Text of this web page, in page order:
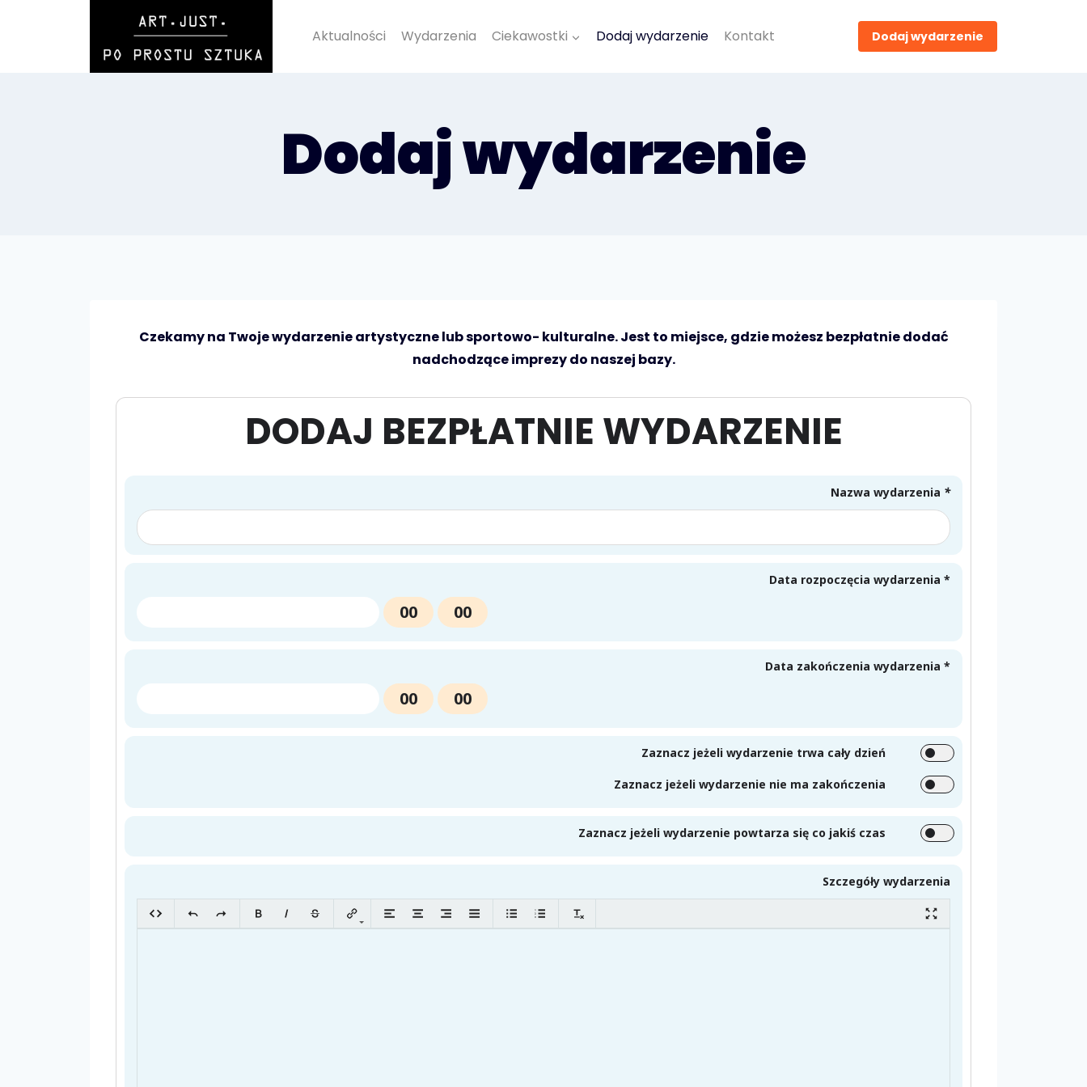
Aktualności Wydarzenia Ciekawostki Dodaj wydarzenie Kontakt Dodaj wydarzenie
Dodaj wydarzenie
Czekamy na Twoje wydarzenie artystyczne lub sportowo- kulturalne. Jest to miejsce, gdzie możesz bezpłatnie dodać
nadchodzące imprezy do naszej bazy.
DODAJ BEZPŁATNIE WYDARZENIE
Nazwa wydarzenia *
Data rozpoczęcia wydarzenia *
Data zakończenia wydarzenia *
Zaznacz jeżeli wydarzenie trwa cały dzień
Zaznacz jeżeli wydarzenie nie ma zakończenia
Zaznacz jeżeli wydarzenie powtarza się co jakiś czas
Szczegóły wydarzenia